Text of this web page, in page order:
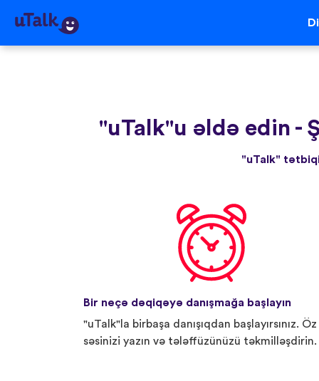
"uTalk"u əldə edin -
"uTalk"
Bir neçə dəqiqəyə danışmağa başlayın
"uTalk"la birbaşa danışıqdan başlayırsınız. Öz
səsinizi yazın və tələffüzünüzü təkmilləşdirin.